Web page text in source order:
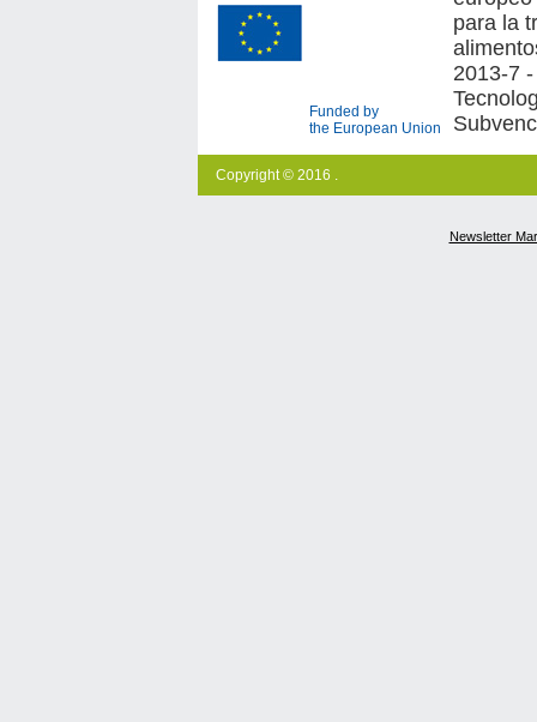
Funded by
the European Union
para la
2013-7
Copyright © 2016 .
Newsletter